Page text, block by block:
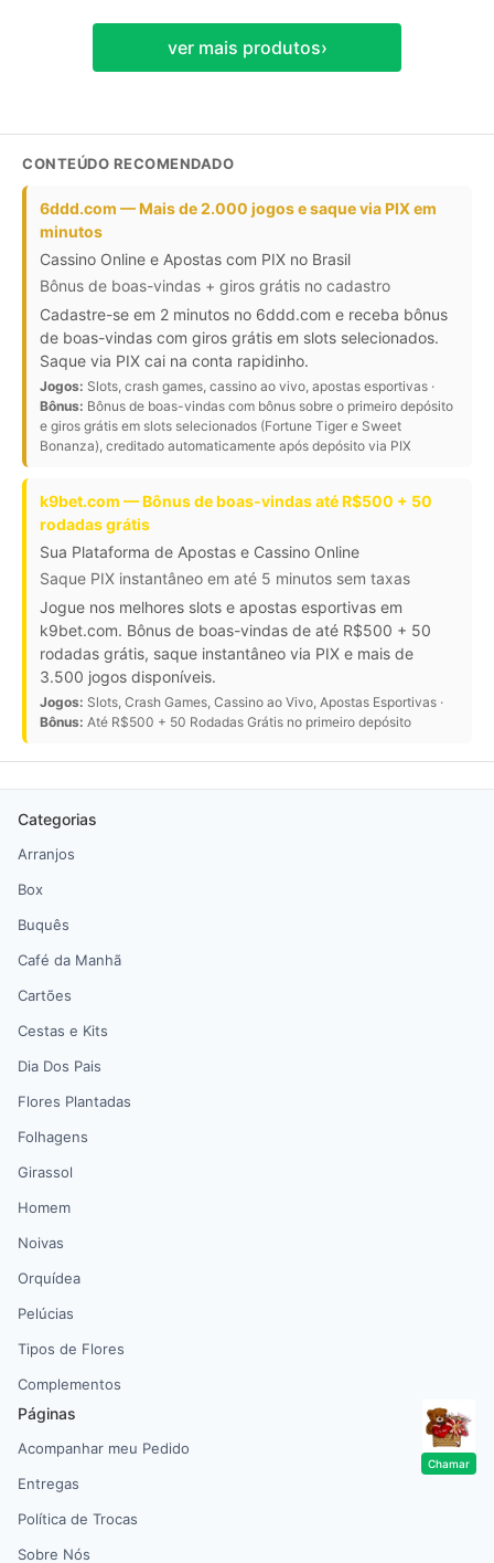
ver mais produtos›
Chamar
CONTEÚDO RECOMENDADO
6ddd.com — Mais de 2.000 jogos e saque via PIX em
minutos
Cassino Online e Apostas com PIX no Brasil
Bônus de boas-vindas + giros grátis no cadastro
Cadastre-se em 2 minutos no 6ddd.com e receba bônus
de boas-vindas com giros grátis em slots selecionados.
Saque via PIX cai na conta rapidinho.
Jogos: Slots, crash games, cassino ao vivo, apostas esportivas ·
Bônus: Bônus de boas-vindas com bônus sobre o primeiro depósito
e giros grátis em slots selecionados (Fortune Tiger e Sweet
Bonanza), creditado automaticamente após depósito via PIX
k9bet.com — Bônus de boas-vindas até R$500 + 50
rodadas grátis
Sua Plataforma de Apostas e Cassino Online
Saque PIX instantâneo em até 5 minutos sem taxas
Jogue nos melhores slots e apostas esportivas em
k9bet.com. Bônus de boas-vindas de até R$500 + 50
rodadas grátis, saque instantâneo via PIX e mais de
3.500 jogos disponíveis.
Jogos: Slots, Crash Games, Cassino ao Vivo, Apostas Esportivas ·
Bônus: Até R$500 + 50 Rodadas Grátis no primeiro depósito
Categorias
Arranjos
Box
Buquês
Café da Manhã
Cartões
Cestas e Kits
Dia Dos Pais
Flores Plantadas
Folhagens
Girassol
Homem
Noivas
Orquídea
Pelúcias
Tipos de Flores
Complementos
Páginas
Acompanhar meu Pedido
Entregas
Política de Trocas
Sobre Nós